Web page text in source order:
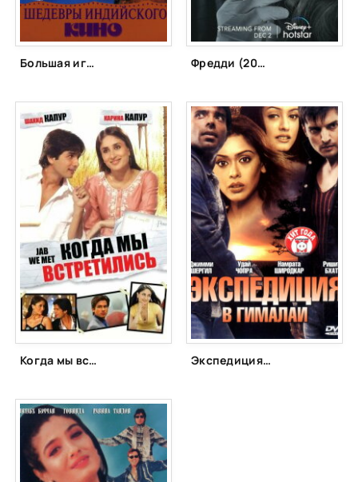
Большая игра (1979) Фредди (2022)
Когда мы встретились (2007) Экспедиция в Гималаи (2004)